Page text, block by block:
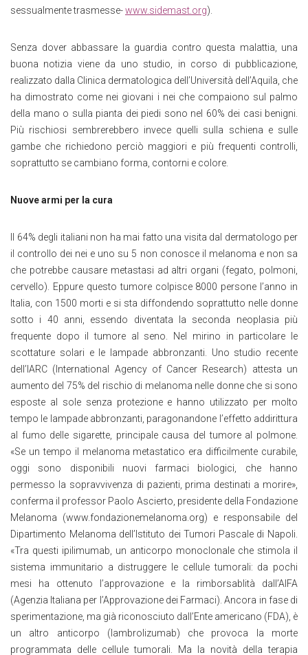
sessualmente trasmesse-www.sidemast.org).
Senza dover abbassare la guardia contro questa malattia, una
buona notizia viene da uno studio, in corso di pubblicazione,
realizzato dalla Clinica dermatologica dell’Università dell’Aquila, che
ha dimostrato come nei giovani i nei che compaiono sul palmo
della mano o sulla pianta dei piedi sono nel 60% dei casi benigni.
Più rischiosi sembrerebbero invece quelli sulla schiena e sulle
gambe che richiedono perciò maggiori e più frequenti controlli,
soprattutto se cambiano forma, contorni e colore.
Nuove armi per la cura
Il 64% degli italiani non ha mai fatto una visita dal dermatologo per
il controllo dei nei e uno su 5 non conosce il melanoma e non sa
che potrebbe causare metastasi ad altri organi (fegato, polmoni,
cervello). Eppure questo tumore colpisce 8000 persone l’anno in
Italia, con 1500 morti e si sta diffondendo soprattutto nelle donne
sotto i 40 anni, essendo diventata la seconda neoplasia più
frequente dopo il tumore al seno. Nel mirino in particolare le
scottature solari e le lampade abbronzanti. Uno studio recente
dell’IARC (International Agency of Cancer Research) attesta un
aumento del 75% del rischio di melanoma nelle donne che si sono
esposte al sole senza protezione e hanno utilizzato per molto
tempo le lampade abbronzanti, paragonandone l’effetto addirittura
al fumo delle sigarette, principale causa del tumore al polmone.
«Se un tempo il melanoma metastatico era difficilmente curabile,
oggi sono disponibili nuovi farmaci biologici, che hanno
permesso la sopravvivenza di pazienti, prima destinati a morire»,
conferma il professor Paolo Ascierto, presidente della Fondazione
Melanoma (www.fondazionemelanoma.org) e responsabile del
Dipartimento Melanoma dell’Istituto dei Tumori Pascale di Napoli.
«Tra questi ipilimumab, un anticorpo monoclonale che stimola il
sistema immunitario a distruggere le cellule tumorali: da pochi
mesi ha ottenuto l’approvazione e la rimborsablità dall’AIFA
(Agenzia Italiana per l’Approvazione dei Farmaci). Ancora in fase di
sperimentazione, ma già riconosciuto dall’Ente americano (FDA), è
un altro anticorpo (lambrolizumab) che provoca la morte
programmata delle cellule tumorali. Ma la novità della terapia